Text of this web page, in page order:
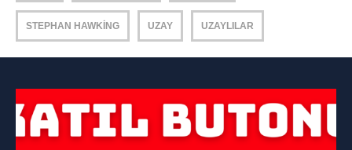
STEPHAN HAWKING UZAY UZAYLILAR